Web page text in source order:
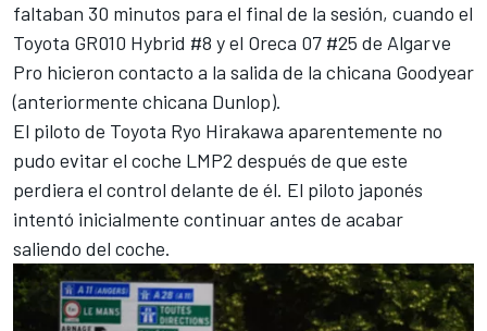
faltaban 30 minutos para el final de la sesión, cuando el
Toyota GR010 Hybrid #8 y el Oreca 07 #25 de Algarve
Pro hicieron contacto a la salida de la chicana Goodyear
(anteriormente chicana Dunlop).
El piloto de Toyota Ryo Hirakawa aparentemente no
pudo evitar el coche LMP2 después de que este
perdiera el control delante de él. El piloto japonés
intentó inicialmente continuar antes de acabar
saliendo del coche.